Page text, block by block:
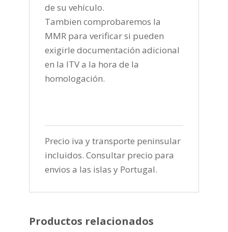
de su vehículo.
Tambien comprobaremos la
MMR para verificar si pueden
exigirle documentación adicional
en la ITV a la hora de la
homologación.
Precio iva y transporte peninsular
incluidos. Consultar precio para
envios a las islas y Portugal.
Productos relacionados